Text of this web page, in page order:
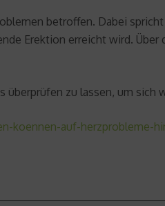
betroffen. Dabei
Erektion erreicht wird.
zu lassen, um sich
koennen-auf-herzprobleme-